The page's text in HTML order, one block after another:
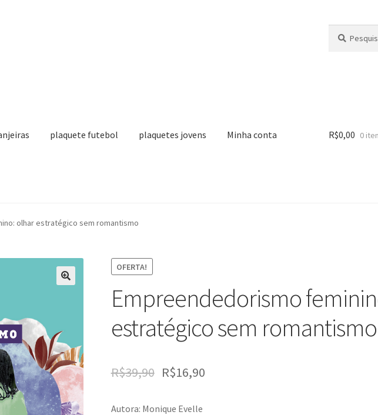
por:
plaquete futebol plaquetes jovens Minha conta
Painel do Afiliado
R$0,00 0
olhar estratégico sem romantismo
OFERTA!
Empreendedorismo
estratégico sem romantismo
R$39,90 R$16,90
Autora: Monique Evelle